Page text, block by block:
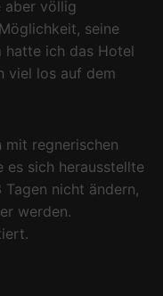
aber völlig
seine
hatte ich das Hotel
viel los auf dem
regnerischen
es sich herausstellte
nicht ändern,
werden.